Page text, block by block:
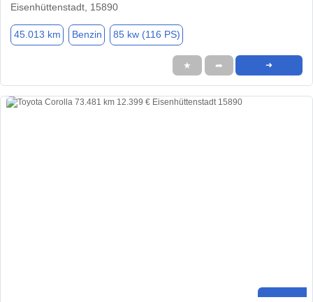
Eisenhüttenstadt, 15890
45.013 km Benzin 85 kw (116 PS)
★ ➦ ➜